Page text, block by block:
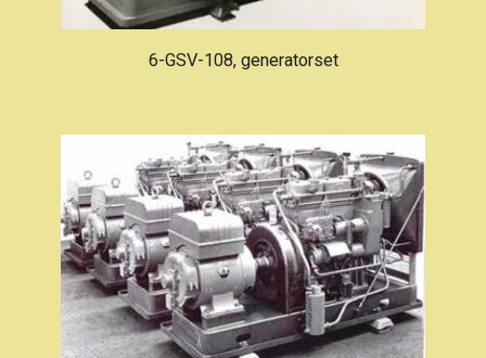
6-GSV-108, generatorset